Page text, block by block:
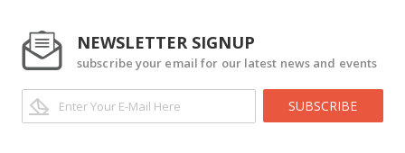
NEWSLETTER SIGNUP
subscribe your email for our latest news and events
SUBSCRIBE